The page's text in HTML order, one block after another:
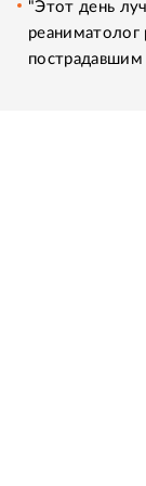
"Этот день
реаниматолог